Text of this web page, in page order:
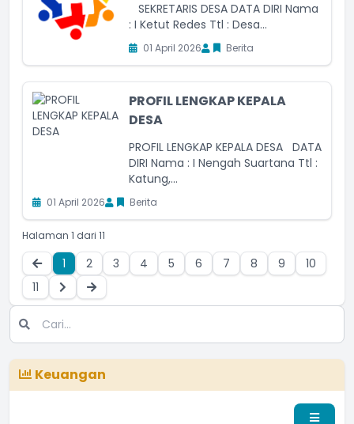
SEKRETARIS DESA DATA DIRI Nama
: I Ketut Redes Ttl : Desa...
01 April 2026 Berita
PROFIL LENGKAP KEPALA
DESA
PROFIL LENGKAP KEPALA DESA DATA
DIRI Nama : I Nengah Suartana Ttl :
Katung,...
01 April 2026 Berita
Halaman 1 dari 11
1 2 3 4 5 6 7 8 9
10
11
Keuangan